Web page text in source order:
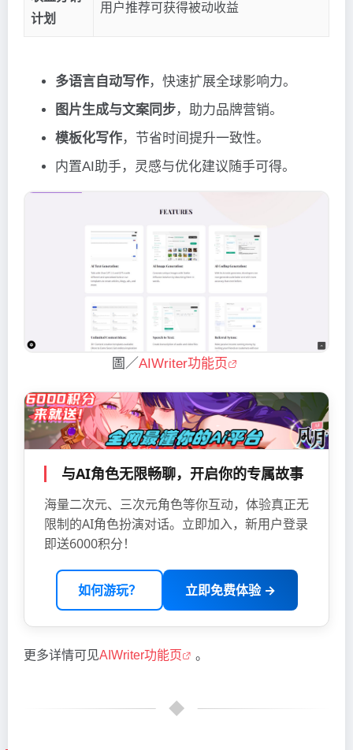
计划
用户推荐可获得被动收益
多语言自动写作，快速扩展全球影响力。
图片生成与文案同步，助力品牌营销。
模板化写作，节省时间提升一致性。
内置AI助手，灵感与优化建议随手可得。
圖／AIWriter功能页
与AI角色无限畅聊，开启你的专属故事
海量二次元、三次元角色等你互动，体验真正无
限制的AI角色扮演对话。立即加入，新用户登录
即送6000积分！
如何游玩？ 立即免费体验 →
更多详情可见AIWriter功能页 。